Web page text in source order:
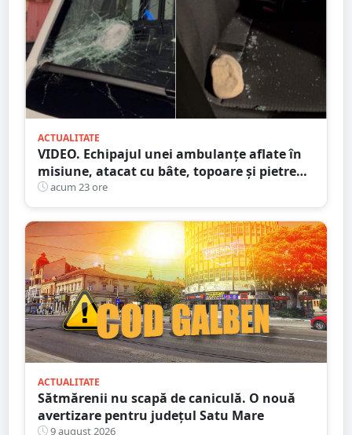
ACTUALITATE
VIDEO. Echipajul unei ambulanțe aflate în
misiune, atacat cu bâte, topoare și pietre
într-un județ din țară. Totul din cauza
zvonurilor de pe Tik Tok
acum 23 ore
ACTUALITATE
Sătmărenii nu scapă de caniculă. O nouă
avertizare pentru județul Satu Mare
9 august 2026